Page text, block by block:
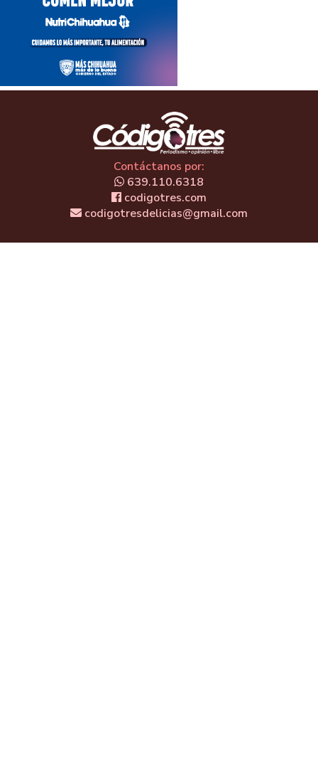
Contáctanos por:
639.110.6318
codigotres.com
codigotresdelicias@gmail.com